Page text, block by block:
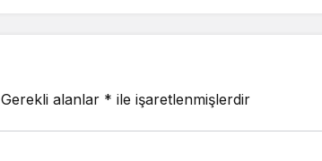
Gerekli alanlar * ile işaretlenmişlerdir